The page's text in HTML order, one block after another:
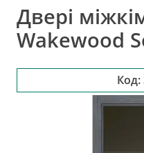
Двері
Wakewood
Код: